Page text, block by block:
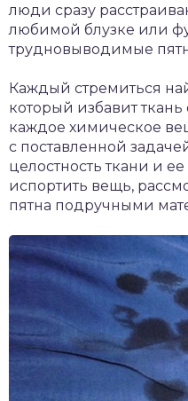
люди сразу
любимой блузке или
трудновыводимые
Каждый стремиться
который избавит
каждое химическое
с поставленной
целостность ткани и
испортить вещь,
пятна подручными